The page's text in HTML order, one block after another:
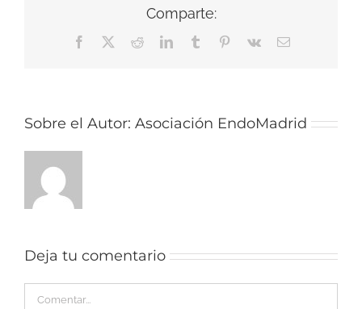
Comparte:
Facebook RedditLinkedInTumblr Pinterest
Vk
Correo
Sobre el Autor: Asociación EndoMadrid
Deja tu comentario
Comentar